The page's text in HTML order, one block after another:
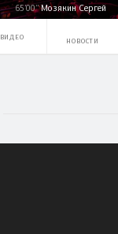
65'00''Мозякин Сергей
ВИДЕО НОВОСТИ